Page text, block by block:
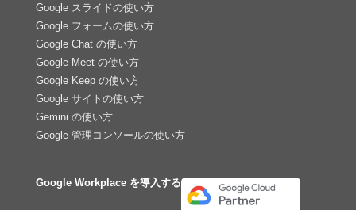
Google スライドの使い方
Google フォームの使い方
Google Chat の使い方
Google Meet の使い方
Google Keep の使い方
Google サイトの使い方
Gemini の使い方
Google 管理コンソールの使い方
Google Workplace を導入する